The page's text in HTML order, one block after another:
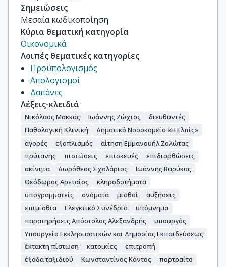
Σημειώσεις
Μεσαία κωδικοποίηση
Κύρια θεματική κατηγορία
Οικονομικά
Λοιπές θεματικές κατηγορίες
Προϋπολογισμός
Απολογισμοί
Δαπάνες
Λέξεις-κλειδιά
Νικόλαος Μακκάς Ιωάννης Ζώχιος
διευθυντές
Παθολογική Κλινική
Δημοτικό Νοσοκομείο «Η Ελπίς»
αγορές
εξοπλισμός
αίτηση Εμμανουήλ Ζολώτας
πρύτανης
πιστώσεις επισκευές
επιδιορθώσεις
ακίνητα
Δωρόθεος Σχολάριος
Ιωάννης Βαρύκας
Θεόδωρος Αρεταίος
κληροδοτήματα
υπογραμματείς
ονόματα μισθοί
αυξήσεις
επιμίσθια
Ελεγκτικό Συνέδριο
υπόμνημα
παρατηρήσεις Απόστολος Αλεξανδρής
υπουργός
Υπουργείο Εκκλησιαστικών και Δημοσίας Εκπαιδεύσεως
έκτακτη πίστωση
κατοικίες
επιτροπή
έξοδα ταξιδιού
Κωνσταντίνος Κόντος
πορτραίτο